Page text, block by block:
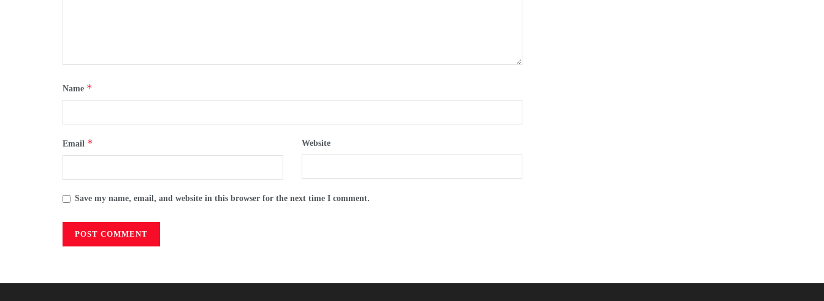
Name *
Email * Website
Save my name, email, and website in this browser for the next time I comment.